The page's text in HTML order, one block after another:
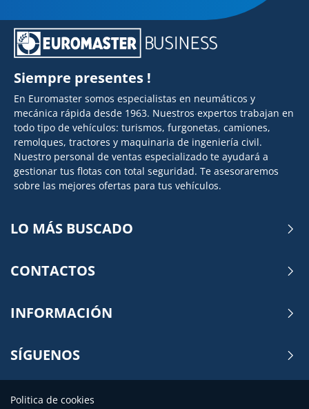
Siempre presentes !
En Euromaster somos especialistas en neumáticos y
mecánica rápida desde 1963. Nuestros expertos trabajan en
todo tipo de vehículos: turismos, furgonetas, camiones,
remolques, tractores y maquinaria de ingeniería civil.
Nuestro personal de ventas especializado te ayudará a
gestionar tus flotas con total seguridad. Te asesoraremos
sobre las mejores ofertas para tus vehículos.
LO MÁS BUSCADO
CONTACTOS
INFORMACIÓN
SÍGUENOS
Politica de cookies